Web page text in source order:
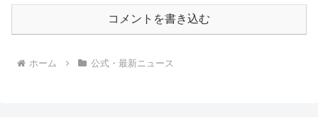
コメントを書き込む
ホーム 公式・最新ニュース